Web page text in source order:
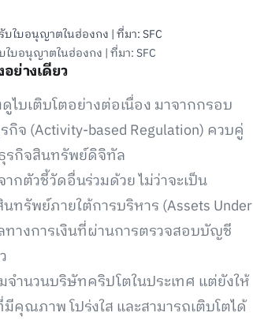
อนุญาตในฮ่องกง | ที่มา: SFC
ย่างเดียว
ไบเติบโตอย่างต่อเนื่อง มาจากกรอบ
(Activity-based Regulation) ควบคู่
รกิจสินทรัพย์ดิจิทัล
กตัวชี้วัดอื่นร่วมด้วย ไม่ว่าจะเป็น
ทรัพย์ภายใต้การบริหาร (Assets Under
ทางการเงินที่ผ่านการตรวจสอบบัญชี
จำนวนบริษัทคริปโตในประเทศ แต่ยังให้
ณภาพ โปร่งใส และสามารถเติบโตได้